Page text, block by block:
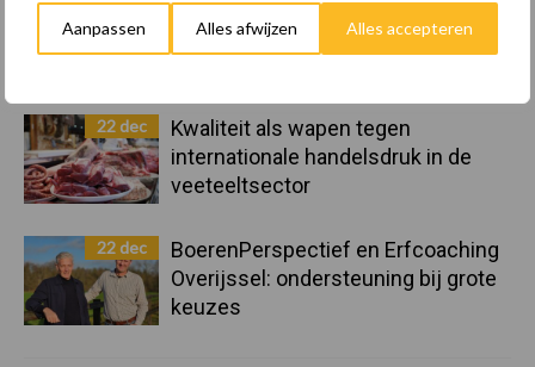
Aanpassen Alles afwijzen Alles accepteren
23 dec
maar tempo vlakt af
22 dec
Kwaliteit als wapen tegen
internationale handelsdruk in de
veeteeltsector
22 dec
BoerenPerspectief en Erfcoaching
Overijssel: ondersteuning bij grote
keuzes